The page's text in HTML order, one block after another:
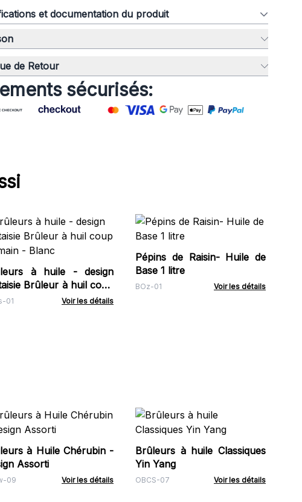
et documentation du produit
de Retour
sécurisés:
à huile - design
Brûleur à huil coup
01 Voir les détails
Pépins de Raisin- Huile de
Base 1 litre
BOz-01 Voir les détails
à Huile Chérubin -
Assorti
09 Voir les détails
Brûleurs à huile Classiques
Yin Yang
OBCS-07 Voir les détails